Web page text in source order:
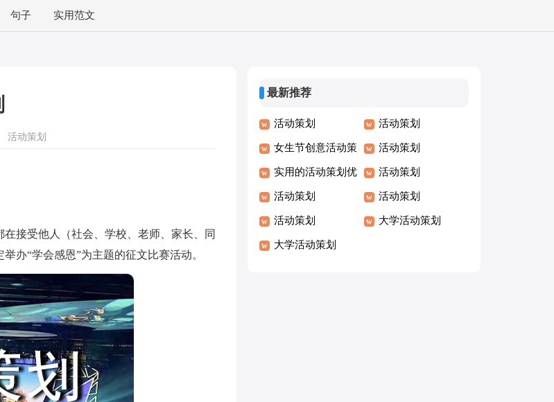
句子 实用范文
活动策划
接受他人（社会、学校、老师、家长、同
办“学会感恩”为主题的征文比赛活动。
最新推荐
活动策划 活动策划
女生节创意活动策
划
活动策划
实用的活动策划优
秀 活动策划?
活动策划
活动策划 活动策划
活动策划 大学活动策划
大学活动策划